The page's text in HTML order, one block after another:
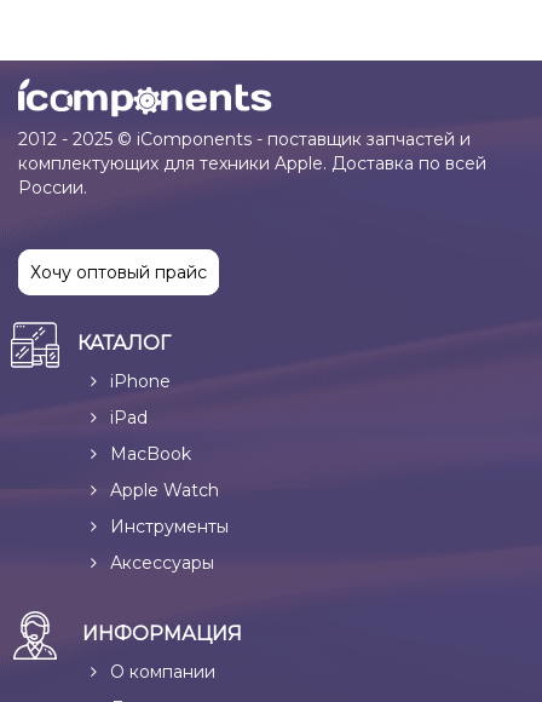
2012 - 2025 © iComponents - поставщик запчастей и
комплектующих для техники Apple. Доставка по всей
России.
Хочу оптовый прайс
КАТАЛОГ
iPhone
iPad
MacBook
Apple Watch
Инструменты
Аксессуары
ИНФОРМАЦИЯ
О компании